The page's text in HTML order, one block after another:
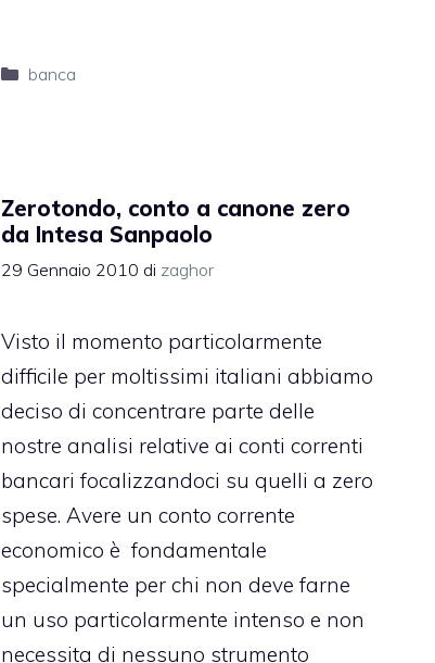
Categorie
banca
Zerotondo, conto a canone zero
da Intesa Sanpaolo
29 Gennaio 2010 di zaghor
Visto il momento particolarmente
difficile per moltissimi italiani abbiamo
deciso di concentrare parte delle
nostre analisi relative ai conti correnti
bancari focalizzandoci su quelli a zero
spese. Avere un conto corrente
economico è fondamentale
specialmente per chi non deve farne
un uso particolarmente intenso e non
necessita di nessuno strumento